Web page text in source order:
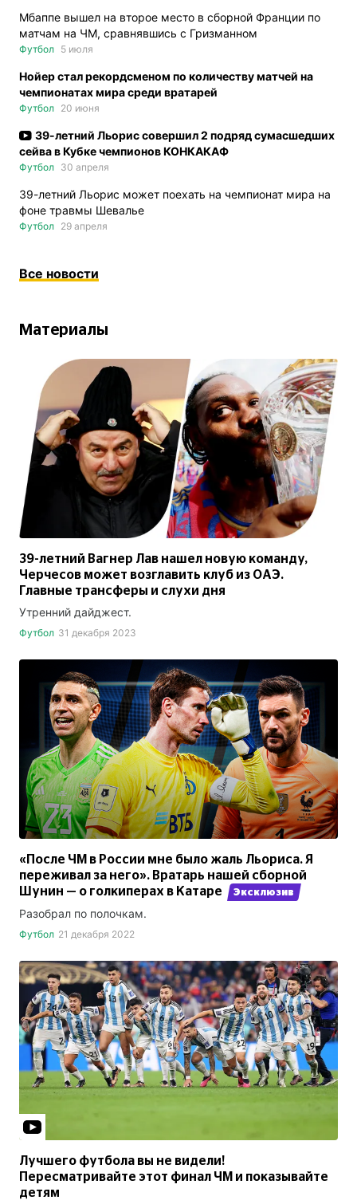
Мбаппе вышел на второе место в сборной Франции по
матчам на ЧМ, сравнявшись с Гризманном
Футбол 5 июля
Нойер стал рекордсменом по количеству матчей на
чемпионатах мира среди вратарей
Футбол 20 июня
39-летний Льорис совершил 2 подряд сумасшедших
сейва в Кубке чемпионов КОНКАКАФ
Футбол 30 апреля
39-летний Льорис может поехать на чемпионат мира на
фоне травмы Шевалье
Футбол 29 апреля
Все новости
Материалы
39-летний Вагнер Лав нашел новую команду,
Черчесов может возглавить клуб из ОАЭ.
Главные трансферы и слухи дня
Утренний дайджест.
Футбол 31 декабря 2023
«После ЧМ в России мне было жаль Льориса. Я
переживал за него». Вратарь нашей сборной
Шунин — о голкиперах в Катаре
Эксклюзив
Разобрал по полочкам.
Футбол 21 декабря 2022
Лучшего футбола вы не видели!
Пересматривайте этот финал ЧМ и показывайте
детям